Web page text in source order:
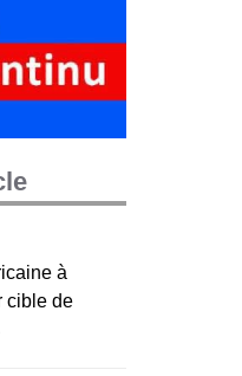
à
cible de